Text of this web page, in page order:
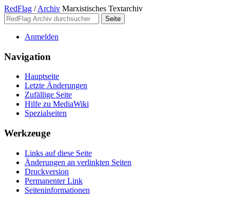
RedFlag / Archiv Marxistisches Textarchiv
Anmelden
Navigation
Hauptseite
Letzte Änderungen
Zufällige Seite
Hilfe zu MediaWiki
Spezialseiten
Werkzeuge
Links auf diese Seite
Änderungen an verlinkten Seiten
Druckversion
Permanenter Link
Seiten­­informationen